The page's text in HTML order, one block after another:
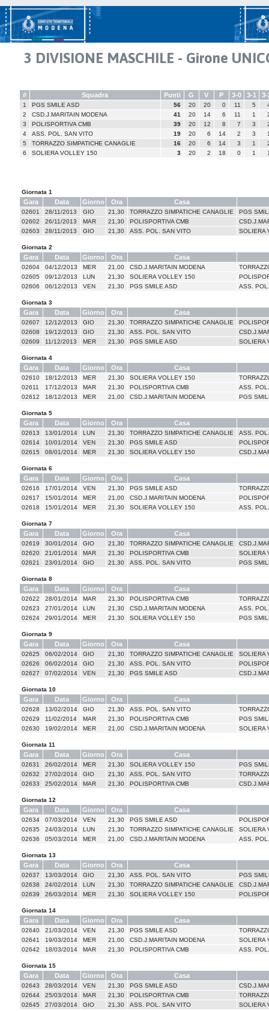
3 DIVISIONE MASCHILE - Girone
# Squadra Punti G V P 3-0 3-1 3-
1 PGS SMILE ASD 56 20 20 0 11 5
2
CSD.J.MARITAIN MODENA 41 20 14 6 11 1
3
POLISPORTIVA CMB 39 20 12 8 7 3
4
ASS. POL. SAN VITO 19 20 6 14 2 3
5
TORRAZZO SIMPATICHE CANAGLIE 16 20 6 14 3 1
6
SOLIERA VOLLEY 150 3 20 2 18 0 1
Giornata 1
Gara Data Giorno Ora Casa
02601 28/11/2013 GIO 21,30 TORRAZZO SIMPATICHE CANAGLIE
PGS
02602
26/11/2013 MAR 21,30 POLISPORTIVA CMB
02603
28/11/2013 GIO 21,30 ASS. POL. SAN VITO SOLIERA
Giornata 2
Gara Data Giorno Ora Casa
02604 04/12/2013 MER 21,00 CSD.J.MARITAIN MODENA
02605
09/12/2013 LUN 21,30 SOLIERA VOLLEY 150
02606
06/12/2013 VEN 21,30 PGS SMILE ASD ASS.
Giornata 3
Gara Data Giorno Ora Casa
02607 12/12/2013 GIO 21,30 TORRAZZO SIMPATICHE CANAGLIE
02608
19/12/2013 GIO 21,30 ASS. POL. SAN VITO
02609
11/12/2013 MER 21,30 PGS SMILE ASD SOLIERA
Giornata 4
Gara Data Giorno Ora Casa
02610 18/12/2013 MER 21,30 SOLIERA VOLLEY 150
02611
17/12/2013 MAR 21,30 POLISPORTIVA CMB
ASS.
02612
18/12/2013 MER 21,00 CSD.J.MARITAIN MODENA PGS
Giornata 5
Gara Data Giorno Ora Casa
02613 13/01/2014 LUN 21,30 TORRAZZO SIMPATICHE CANAGLIE
ASS.
02614
10/01/2014 VEN 21,30 PGS SMILE ASD
02615
08/01/2014 MER 21,30 SOLIERA VOLLEY 150
Giornata 6
Gara Data Giorno Ora Casa
02616 17/01/2014 VEN 21,30 PGS SMILE ASD
02617
15/01/2014 MER 21,00 CSD.J.MARITAIN MODENA
02618
15/01/2014 MER 21,30 SOLIERA VOLLEY 150 ASS.
Giornata 7
Gara Data Giorno Ora Casa
02619 30/01/2014 GIO 21,30 TORRAZZO SIMPATICHE CANAGLIE
02620
21/01/2014 MAR 21,30 POLISPORTIVA CMB
SOLIERA
02621
23/01/2014 GIO 21,30 ASS. POL. SAN VITO PGS
Giornata 8
Gara Data Giorno Ora Casa
02622 28/01/2014 MAR 21,30 POLISPORTIVA CMB
02623
27/01/2014 LUN 21,30 CSD.J.MARITAIN MODENA
ASS.
02624
29/01/2014 MER 21,30 SOLIERA VOLLEY 150 PGS
Giornata 9
Gara Data Giorno Ora Casa
02625 06/02/2014 GIO 21,30 TORRAZZO SIMPATICHE CANAGLIE
SOLIERA
02626
06/02/2014 GIO 21,30 ASS. POL. SAN VITO
02627
07/02/2014 VEN 21,30 PGS SMILE ASD
Giornata 10
Gara Data Giorno Ora Casa
02628 13/02/2014 GIO 21,30 ASS. POL. SAN VITO
02629
11/02/2014 MAR 21,30 POLISPORTIVA CMB
PGS
02630
19/02/2014 MER 21,00 CSD.J.MARITAIN MODENA SOLIERA
Giornata 11
Gara Data Giorno Ora Casa
02631 26/02/2014 MER 21,30 SOLIERA VOLLEY 150
PGS
02632
27/02/2014 GIO 21,30 ASS. POL. SAN VITO
02633
25/02/2014 MAR 21,30 POLISPORTIVA CMB
Giornata 12
Gara Data Giorno Ora Casa
02634 07/03/2014 VEN 21,30 PGS SMILE ASD
02635
24/03/2014 LUN 21,30 TORRAZZO SIMPATICHE CANAGLIE
SOLIERA
02636
05/03/2014 MER 21,00 CSD.J.MARITAIN MODENA ASS.
Giornata 13
Gara Data Giorno Ora Casa
02637 13/03/2014 GIO 21,30 ASS. POL. SAN VITO
PGS
02638
24/02/2014 LUN 21,30 TORRAZZO SIMPATICHE CANAGLIE
02639
26/03/2014 MER 21,30 SOLIERA VOLLEY 150
Giornata 14
Gara Data Giorno Ora Casa
02640 21/03/2014 VEN 21,30 PGS SMILE ASD
02641
19/03/2014 MER 21,00 CSD.J.MARITAIN MODENA
SOLIERA
02642
18/03/2014 MAR 21,30 POLISPORTIVA CMB ASS.
Giornata 15
Gara Data Giorno Ora Casa
02643 28/03/2014 VEN 21,30 PGS SMILE ASD
02644
25/03/2014 MAR 21,30 POLISPORTIVA CMB
02645
27/03/2014 GIO 21,30 ASS. POL. SAN VITO SOLIERA